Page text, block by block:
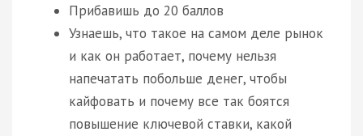
Прибавишь до 20 баллов
Узнаешь, что такое на самом деле рынок
и как он работает, почему нельзя
напечатать побольше денег, чтобы
кайфовать и почему все так боятся
повышение ключевой ставки, какой